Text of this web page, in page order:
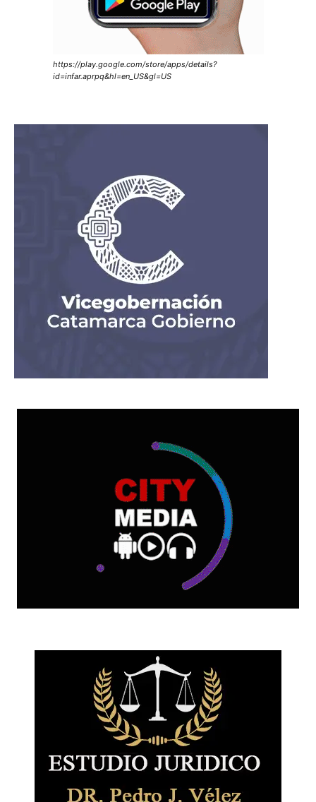
https://play.google.com/store/apps/details?
id=infar.aprpq&hl=en_US&gl=US